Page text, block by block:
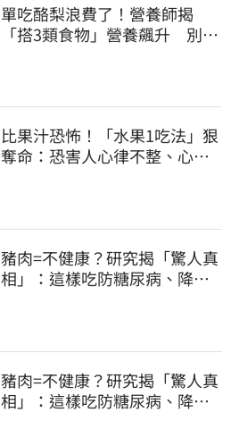
單吃酪梨浪費了！營養師揭
「搭3類食物」營養飆升 別再
比果汁恐怖！「水果1吃法」狠
奪命：恐害人心律不整、心臟
豬肉=不健康？研究揭「驚人真
相」：這樣吃防糖尿病、降膽
豬肉=不健康？研究揭「驚人真
相」：這樣吃防糖尿病、降膽